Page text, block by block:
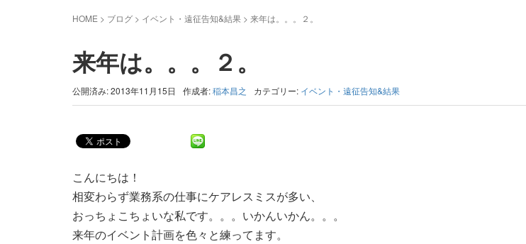
HOME > ブログ > イベント・遠征告知&結果 > 来年は。。。２。
来年は。。。２。
公開済み: 2013年11月15日 作成者:稲本昌之 カテゴリー: イベント・遠征告知&結果
こんにちは！
相変わらず業務系の仕事にケアレスミスが多い、
おっちょこちょいな私です。。。いかんいかん。。。
来年のイベント計画を色々と練ってます。